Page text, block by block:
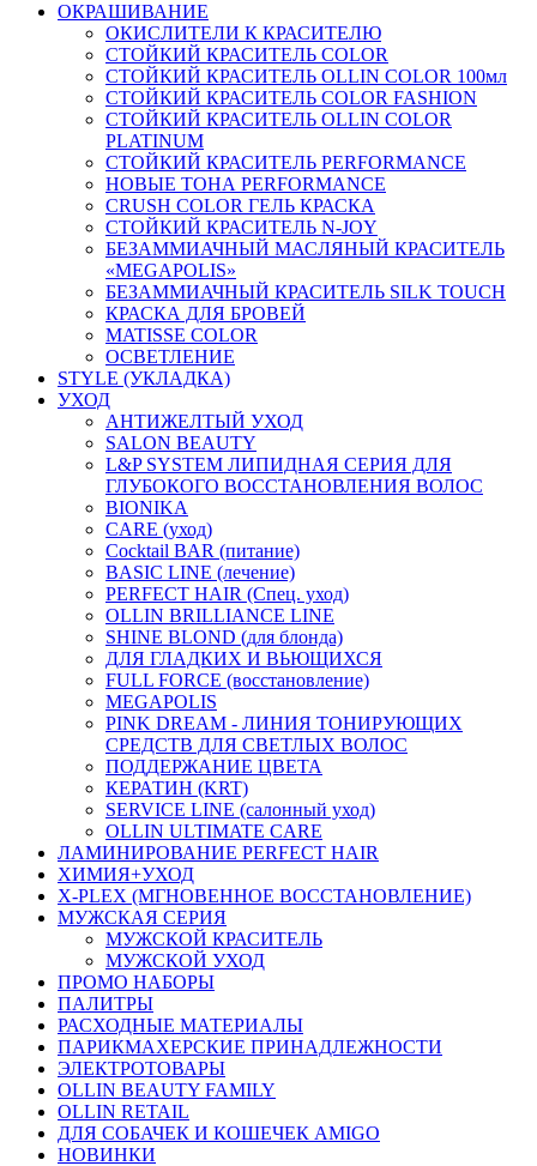
ОКРАШИВАНИЕ
ОКИСЛИТЕЛИ К КРАСИТЕЛЮ
СТОЙКИЙ КРАСИТЕЛЬ COLOR
СТОЙКИЙ КРАСИТЕЛЬ OLLIN COLOR 100мл
СТОЙКИЙ КРАСИТЕЛЬ COLOR FASHION
СТОЙКИЙ КРАСИТЕЛЬ OLLIN COLOR
PLATINUM
СТОЙКИЙ КРАСИТЕЛЬ PERFORMANCE
НОВЫЕ ТОНА PERFORMANCE
CRUSH COLOR ГЕЛЬ КРАСКА
СТОЙКИЙ КРАСИТЕЛЬ N-JOY
БЕЗАММИАЧНЫЙ МАСЛЯНЫЙ КРАСИТЕЛЬ
«MEGAPOLIS»
БЕЗАММИАЧНЫЙ КРАСИТЕЛЬ SILK TOUCH
КРАСКА ДЛЯ БРОВЕЙ
MATISSE COLOR
ОСВЕТЛЕНИЕ
STYLE (УКЛАДКА)
УХОД
АНТИЖЕЛТЫЙ УХОД
SALON BEAUTY
L&P SYSTEM ЛИПИДНАЯ СЕРИЯ ДЛЯ
ГЛУБОКОГО ВОССТАНОВЛЕНИЯ ВОЛОС
BIONIKA
CARE (уход)
Cocktail BAR (питание)
BASIC LINE (лечение)
PERFECT HAIR (Спец. уход)
OLLIN BRILLIANCE LINE
SHINE BLOND (для блонда)
ДЛЯ ГЛАДКИХ И ВЬЮЩИХСЯ
FULL FORCE (восстановление)
MEGAPOLIS
PINK DREAM - ЛИНИЯ ТОНИРУЮЩИХ
СРЕДСТВ ДЛЯ СВЕТЛЫХ ВОЛОС
ПОДДЕРЖАНИЕ ЦВЕТА
КЕРАТИН (KRT)
SERVICE LINE (салонный уход)
OLLIN ULTIMATE CARE
ЛАМИНИРОВАНИЕ PERFECT HAIR
ХИМИЯ+УХОД
X-PLEX (МГНОВЕННОЕ ВОССТАНОВЛЕНИЕ)
МУЖСКАЯ СЕРИЯ
МУЖСКОЙ КРАСИТЕЛЬ
МУЖСКОЙ УХОД
ПРОМО НАБОРЫ
ПАЛИТРЫ
РАСХОДНЫЕ МАТЕРИАЛЫ
ПАРИКМАХЕРСКИЕ ПРИНАДЛЕЖНОСТИ
ЭЛЕКТРОТОВАРЫ
OLLIN BEAUTY FAMILY
OLLIN RETAIL
ДЛЯ СОБАЧЕК И КОШЕЧЕК AMIGO
НОВИНКИ